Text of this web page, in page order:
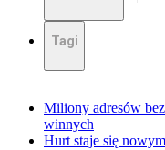
Tagi
Miliony adresów
winnych
Hurt staje się